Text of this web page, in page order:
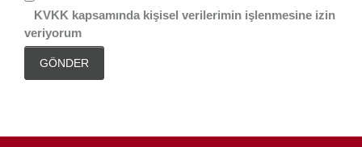
KVKK kapsamında kişisel verilerimin işlenmesine izin
veriyorum
GÖNDER